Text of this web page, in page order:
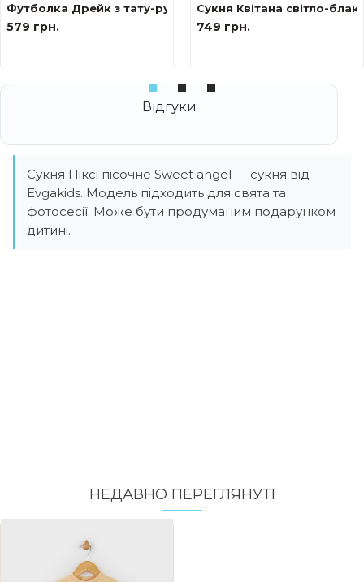
Футболка Дрейк з тату-рукавами Сакура
579 грн.
Сукня Квітана світло-
749 грн.
Сукня Піксі пісочне Sweet angel — сукня від
Evgakids. Модель підходить для свята та
фотосесії. Може бути продуманим подарунком
дитині.
НЕДАВНО ПЕРЕГЛЯНУТI